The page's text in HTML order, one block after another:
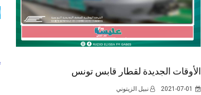
الأوقات الجديدة لقطار قابس تونس
2021-07-01 نبيل الزيتوني